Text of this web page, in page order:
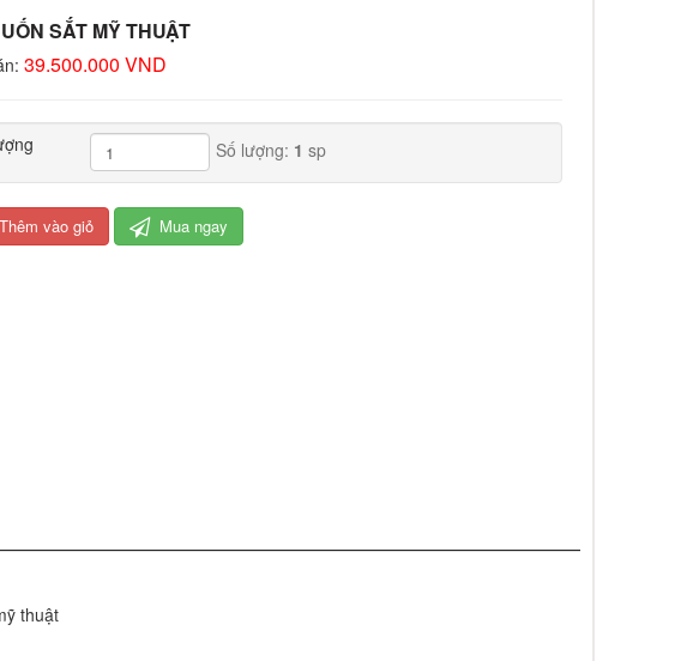
SẮT MỸ THUẬT
39.500.000 VND
Số lượng: 1 sp
Thêm vào giỏ Mua ngay
thuật